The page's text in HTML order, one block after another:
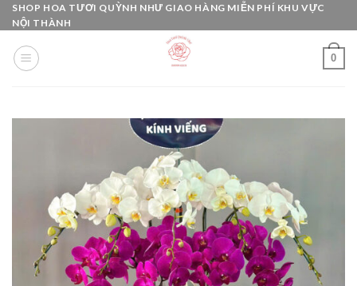
Skip
to
content
SHOP HOA TƯƠI QUỲNH NHƯ GIAO HÀNG MIỄN PHÍ KHU VỰC
NỘI THÀNH
0